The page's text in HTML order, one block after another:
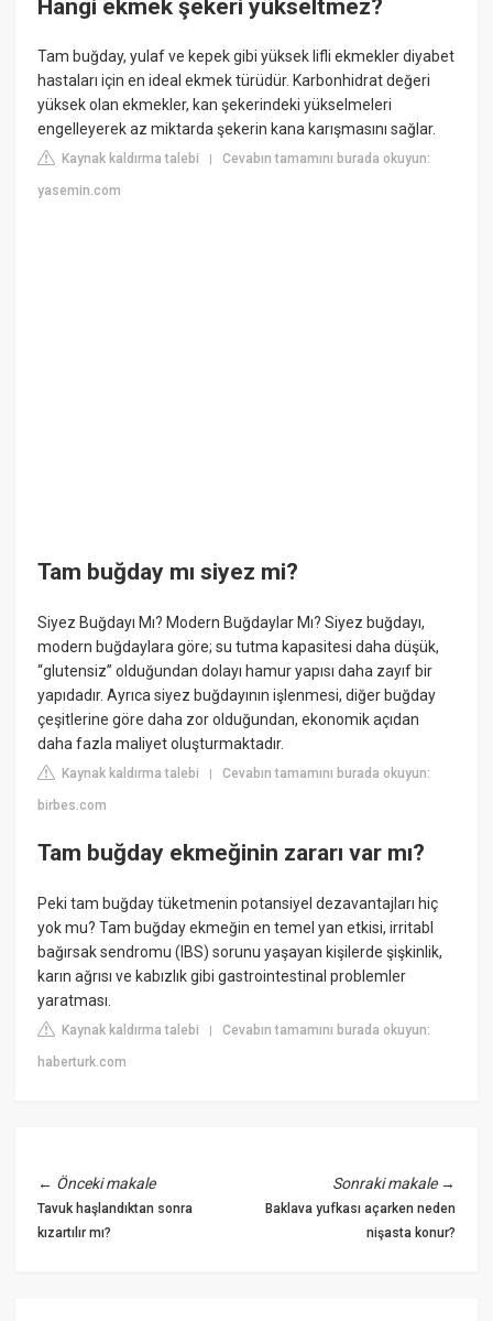
Hangi ekmek şekeri yükseltmez?
Tam buğday, yulaf ve kepek gibi yüksek lifli ekmekler diyabet
hastaları için en ideal ekmek türüdür. Karbonhidrat değeri
yüksek olan ekmekler, kan şekerindeki yükselmeleri
engelleyerek az miktarda şekerin kana karışmasını sağlar.
Kaynak kaldırma talebi |Cevabın tamamını burada okuyun:
yasemin.com
Tam buğday mı siyez mi?
Siyez Buğdayı Mı? Modern Buğdaylar Mı? Siyez buğdayı,
modern buğdaylara göre; su tutma kapasitesi daha düşük,
“glutensiz” olduğundan dolayı hamur yapısı daha zayıf bir
yapıdadır. Ayrıca siyez buğdayının işlenmesi, diğer buğday
çeşitlerine göre daha zor olduğundan, ekonomik açıdan
daha fazla maliyet oluşturmaktadır.
Kaynak kaldırma talebi |Cevabın tamamını burada okuyun:
birbes.com
Tam buğday ekmeğinin zararı var mı?
Peki tam buğday tüketmenin potansiyel dezavantajları hiç
yok mu? Tam buğday ekmeğin en temel yan etkisi, irritabl
bağırsak sendromu (IBS) sorunu yaşayan kişilerde şişkinlik,
karın ağrısı ve kabızlık gibi gastrointestinal problemler
yaratması.
Kaynak kaldırma talebi |Cevabın tamamını burada okuyun:
haberturk.com
← Önceki makale
Tavuk haşlandıktan sonra
kızartılır mı?
Sonraki makale→
Baklava yufkası açarken neden
nişasta konur?